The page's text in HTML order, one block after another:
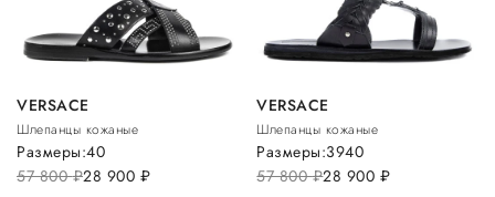
VERSACE
Шлепанцы кожаные
57 800руб.28 900 руб.
Размеры:40
VERSACE
Шлепанцы кожаные
57 800руб.28 900 руб.
Размеры:3940